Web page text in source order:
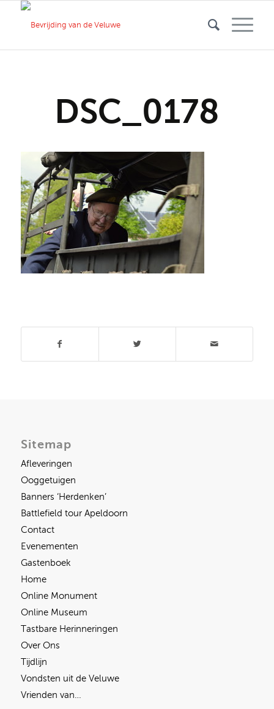
DSC_0178
Sitemap
Afleveringen
Ooggetuigen
Banners ‘Herdenken’
Battlefield tour Apeldoorn
Contact
Evenementen
Gastenboek
Home
Online Monument
Online Museum
Tastbare Herinneringen
Over Ons
Tijdlijn
Vondsten uit de Veluwe
Vrienden van…